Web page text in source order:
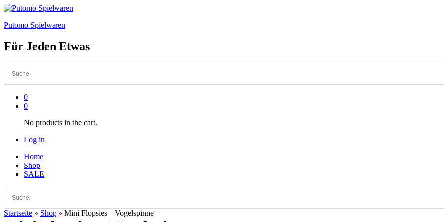
Putomo Spielwaren
Für Jeden Etwas
0
0
No products in the cart.
Log in
Home
Shop
SALE
Startseite » Shop » Mini Flopsies – Vogelspinne